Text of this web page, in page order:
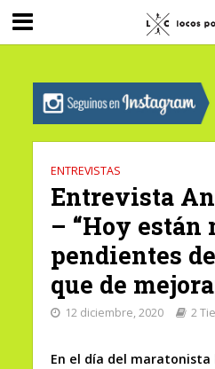
G-0X2PD3RFLV
ENTREVISTAS
Entrevista
– “Hoy están
pendientes
que de
12 diciembre, 2020 2
En el día del maratonista